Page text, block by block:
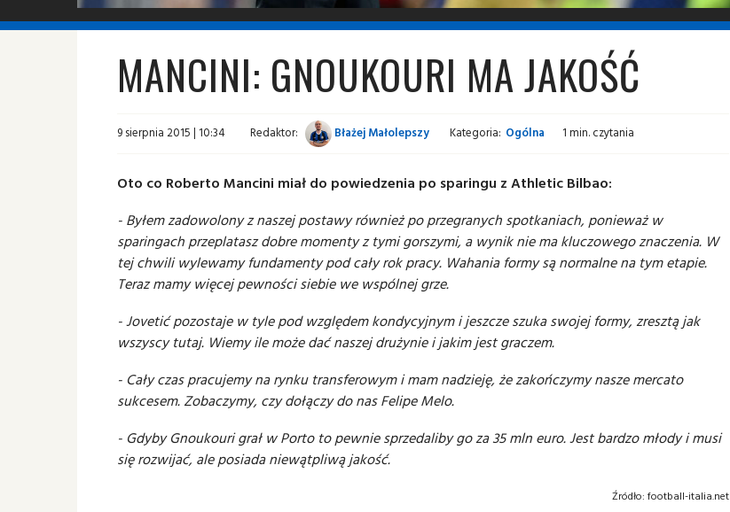
MANCINI: GNOUKOURI MA JAKOŚĆ
9 sierpnia 2015 | 10:34 Redaktor: Błażej Małolepszy Kategoria: Ogólna 1 min. czytania
Oto co Roberto Mancini miał do powiedzenia po sparingu z Athletic Bilbao:
- Byłem zadowolony z naszej postawy również po przegranych spotkaniach, ponieważ w
sparingach przeplatasz dobre momenty z tymi gorszymi, a wynik nie ma kluczowego znaczenia. W
tej chwili wylewamy fundamenty pod cały rok pracy. Wahania formy są normalne na tym etapie.
Teraz mamy więcej pewności siebie we wspólnej grze.
- Jovetić pozostaje w tyle pod względem kondycyjnym i jeszcze szuka swojej formy, zresztą jak
wszyscy tutaj. Wiemy ile może dać naszej drużynie i jakim jest graczem.
- Cały czas pracujemy na rynku transferowym i mam nadzieję, że zakończymy nasze mercato
sukcesem. Zobaczymy, czy dołączy do nas Felipe Melo.
- Gdyby Gnoukouri grał w Porto to pewnie sprzedaliby go za 35 mln euro. Jest bardzo młody i musi
się rozwijać, ale posiada niewątpliwą jakość.
Źródło: football-italia.net